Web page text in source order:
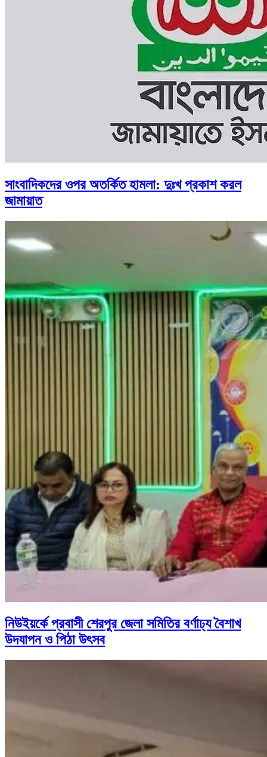
সাংবাদিকদের ওপর অতর্কিত হামলা: দুঃখ প্রকাশ করল
জামায়াত
নিউইয়র্কে প্রবাসী শেরপুর জেলা সমিতির বর্ণাঢ্য বৈশাখ
উদযাপন ও পিঠা উৎসব